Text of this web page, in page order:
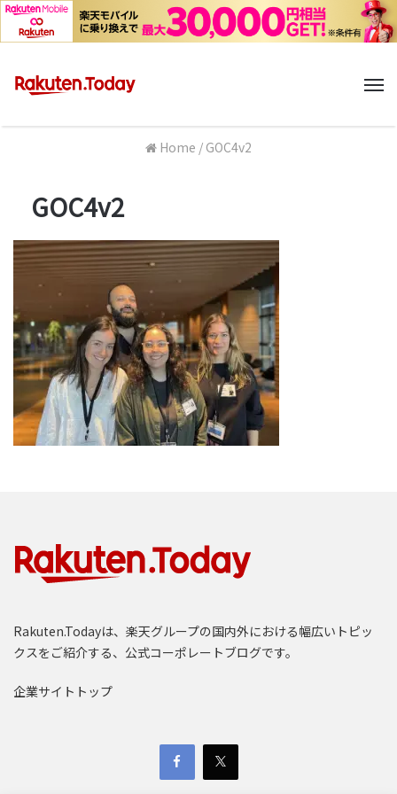
Home / GOC4v2
GOC4v2
Rakuten.Todayは、楽天グループの国内外における幅広いトピッ
クスをご紹介する、公式コーポレートブログです。
企業サイトトップ